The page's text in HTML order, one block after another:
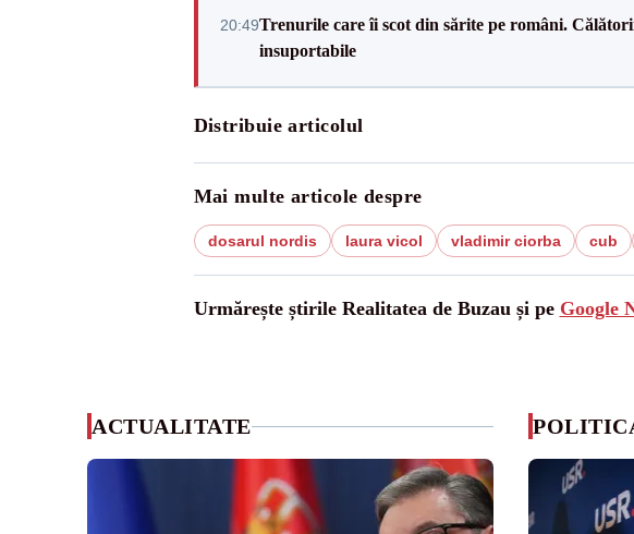
20:49Trenurile care îi scot din sărite pe români.
insuportabile
Distribuie articolul
Mai multe articole despre
dosarul nordis laura vicol vladimir ciorba cub
Urmărește știrile Realitatea de Buzau și pe Google
ACTUALITATE